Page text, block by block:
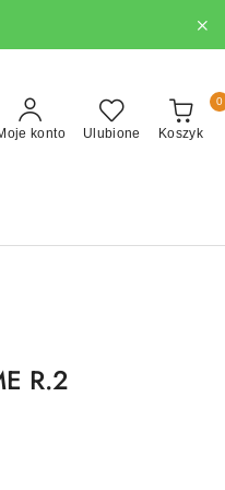
konto Ulubione Koszyk
0
R.2